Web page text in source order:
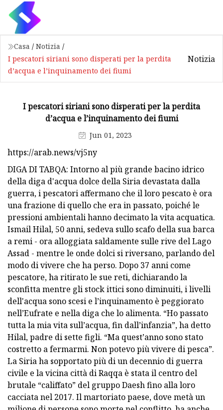
Casa / Notizia /
I pescatori siriani sono disperati per la perdita
d’acqua e l’inquinamento dei fiumi
Notizia
I pescatori siriani sono disperati per la perdita
d’acqua e l’inquinamento dei fiumi
Jun 01, 2023
https://arab.news/vj5ny
DIGA DI TABQA: Intorno al più grande bacino idrico
della diga d'acqua dolce della Siria devastata dalla
guerra, i pescatori affermano che il loro pescato è ora
una frazione di quello che era in passato, poiché le
pressioni ambientali hanno decimato la vita acquatica.
Ismail Hilal, 50 anni, sedeva sullo scafo della sua barca
a remi - ora alloggiata saldamente sulle rive del Lago
Assad - mentre le onde dolci si riversano, parlando del
modo di vivere che ha perso. Dopo 37 anni come
pescatore, ha ritirato le sue reti, dichiarando la
sconfitta mentre gli stock ittici sono diminuiti, i livelli
dell'acqua sono scesi e l’inquinamento è peggiorato
nell’Eufrate e nella diga che lo alimenta. “Ho passato
tutta la mia vita sull’acqua, fin dall’infanzia”, ha detto
Hilal, padre di sette figli. “Ma quest’anno sono stato
costretto a fermarmi. Non potevo più vivere di pesca”.
La Siria ha sopportato più di un decennio di guerra
civile e la vicina città di Raqqa è stata il centro del
brutale “califfato” del gruppo Daesh fino alla loro
cacciata nel 2017. Il martoriato paese, dove metà un